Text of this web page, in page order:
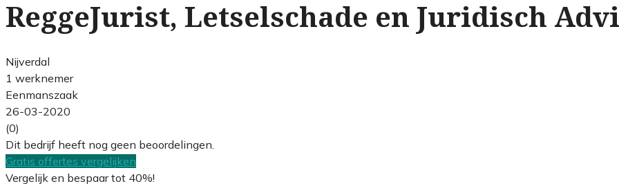
ReggeJurist, Letselschade en Juridisch
Nijverdal
1 werknemer
Eenmanszaak
26-03-2020
(0)
Dit bedrijf heeft nog geen beoordelingen.
Gratis offertes vergelijken
Vergelijk en bespaar tot 40%!